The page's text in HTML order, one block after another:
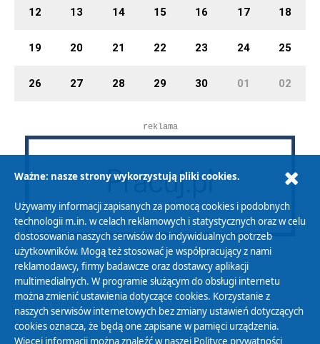
12 13 14 15 16 17 18
19 20 21 22 23 24 25
26 27 28 29 30 01 02
reklama
Polityka Prywatności
Zasady korzystania z Serwisu
Ważne: nasze strony wykorzystują pliki cookies.
Używamy informacji zapisanych za pomocą cookies i podobnych
technologii m.in. w celach reklamowych i statystycznych oraz w celu
dostosowania naszych serwisów do indywidualnych potrzeb
użytkowników. Mogą też stosować je współpracujący z nami
reklamodawcy, firmy badawcze oraz dostawcy aplikacji
multimedialnych. W programie służącym do obsługi internetu
można zmienić ustawienia dotyczące cookies. Korzystanie z
naszych serwisów internetowych bez zmiany ustawień dotyczących
cookies oznacza, że będą one zapisane w pamięci urządzenia.
Więcej informacji można znaleźć w naszej Polityce prywatności